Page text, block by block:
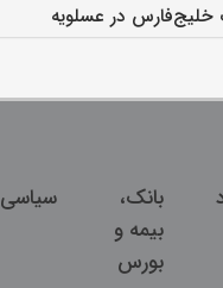
خلیج‌فارس در عسلویه
بانک،
بیمه و
بورس
سیاسی